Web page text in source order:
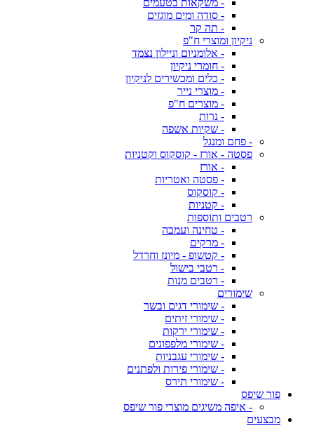
- משקאות בטעמים
- סודה ומים מוגזים
- תה קר
ניקיון ומוצרי ח"פ
- אלומניום וניילון נצמד
- חומרי ניקיון
- כלים ומכשירים לניקיון
- מוצרי נייר
- מוצרים ח"פ
- נרות
- שקיות אשפה
- פחם ומנגל
פסטה - אורז - קוסקוס וקטניות
- אורז
- פסטה ואטריות
- קוסקוס
- קטניות
רטבים ותוספות
- טחינה ועמבה
- מרקים
- קטשופ - מיונז וחרדל
- רטבי בישול
- רטבים מנות
שימורים
- שימורי דגים ובשר
- שימורי זיתים
- שימורי ירקות
- שימורי מלפפונים
- שימורי עגבניות
- שימורי פירות ולפתנים
- שימורי תירס
פור שיפס
- איפה משיגים מוצרי פור שיפס
מבצעים